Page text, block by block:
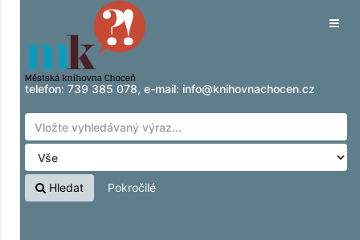
Přeskočit na obsah
telefon: 739 385 078, e-mail: info@knihovnachocen.cz
Hledat Pokročilé